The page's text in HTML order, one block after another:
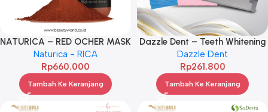
NATURICA – RED OCHER MASK
250ML
Naturica - RICA
Rp660.000
Tambah Ke Keranjang
Dazzle Dent – Teeth Whitening
Strips (14Pouches 28Strips)
Dazzle Dent
Rp261.800
Tambah Ke Keranjang